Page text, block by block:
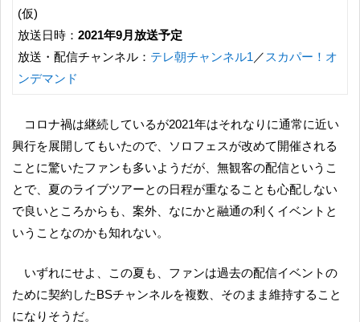
(仮)
放送日時： 2021年9月放送予定
放送・配信チャンネル： テレ朝チャンネル1 ／ スカパー！オ
ンデマンド
コロナ禍は継続しているが2021年はそれなりに通常に近い
興行を展開してもいたので、ソロフェスが改めて開催される
ことに驚いたファンも多いようだが、無観客の配信というこ
とで、夏のライブツアーとの日程が重なることも心配しない
で良いところからも、案外、なにかと融通の利くイベントと
いうことなのかも知れない。
いずれにせよ、この夏も、ファンは過去の配信イベントの
ために契約したBSチャンネルを複数、そのまま維持すること
になりそうだ。